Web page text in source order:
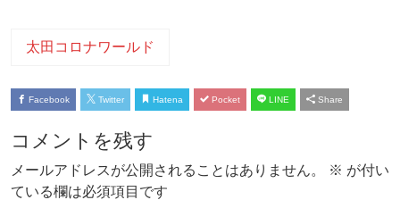
太田コロナワールド
Facebook Twitter Hatena Pocket LINE Share
コメントを残す
メールアドレスが公開されることはありません。 ※ が付い
ている欄は必須項目です